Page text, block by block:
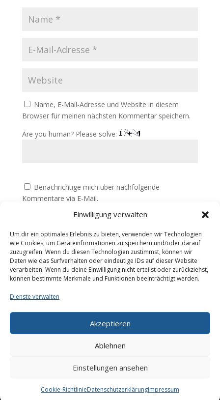
Einwilligung verwalten
Um dir ein optimales Erlebnis zu bieten, verwenden wir Technologien
wie Cookies, um Geräteinformationen zu speichern und/oder darauf
zuzugreifen. Wenn du diesen Technologien zustimmst, können wir
Daten wie das Surfverhalten oder eindeutige IDs auf dieser Website
verarbeiten. Wenn du deine Einwilligung nicht erteilst oder zurückziehst,
können bestimmte Merkmale und Funktionen beeinträchtigt werden.
Dienste verwalten
Akzeptieren
Ablehnen
Einstellungen ansehen
Cookie-RichtlinieDatenschutzerklärungImpressum
Name, E-Mail-Adresse und Website in diesem
Browser für meinen nächsten Kommentar speichern.
Are you human? Please solve:
Benachrichtige mich über nachfolgende
Kommentare via E-Mail.
Benachrichtige mich über neue Beiträge via E-Mail.
Galerie
Impressum
Datenschutzerklärung
Cookie-Richtlinie (EU)
Kontakt
Designed by Marco Bartsch